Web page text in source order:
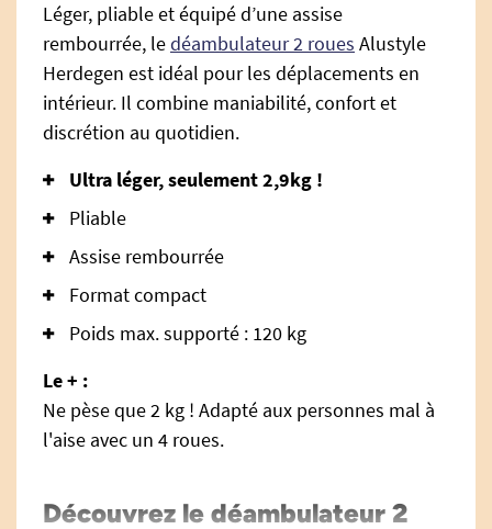
Léger, pliable et équipé d’une assise
rembourrée, ledéambulateur 2 roues Alustyle
Herdegen est idéal pour les déplacements en
intérieur. Il combine maniabilité, confort et
discrétion au quotidien.
Ultra léger, seulement 2,9kg !
Pliable
Assise rembourrée
Format compact
Poids max. supporté : 120 kg
Le + :
Ne pèse que 2 kg ! Adapté aux personnes mal à
l'aise avec un 4 roues.
Découvrez le déambulateur 2